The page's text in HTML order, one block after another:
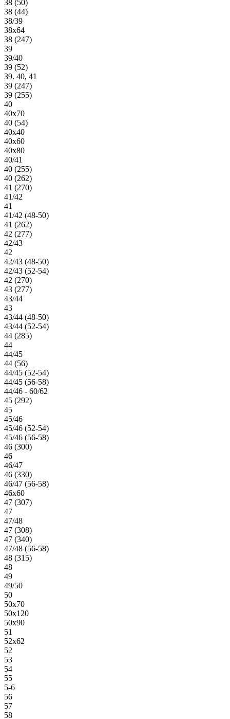
38 (50)
38 (44)
38/39
38х64
38 (247)
39
39/40
39 (52)
39. 40, 41
39 (247)
39 (255)
40
40х70
40 (54)
40х40
40х60
40х80
40/41
40 (255)
40 (262)
41 (270)
41/42
41
41/42 (48-50)
41 (262)
42 (277)
42/43
42
42/43 (48-50)
42/43 (52-54)
42 (270)
43 (277)
43/44
43
43/44 (48-50)
43/44 (52-54)
44 (285)
44
44/45
44 (56)
44/45 (52-54)
44/45 (56-58)
44/46 - 60/62
45 (292)
45
45/46
45/46 (52-54)
45/46 (56-58)
46 (300)
46
46/47
46 (330)
46/47 (56-58)
46х60
47 (307)
47
47/48
47 (308)
47 (340)
47/48 (56-58)
48 (315)
48
49
49/50
50
50х70
50х120
50х90
51
52х62
52
53
54
55
5-6
56
57
58